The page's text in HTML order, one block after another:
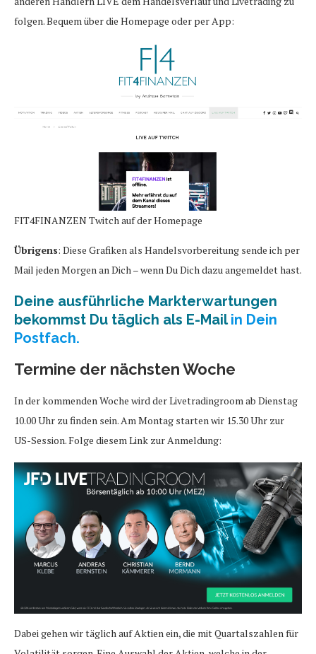
folgen. Bequem über die Homepage oder per App:
FIT4FINANZEN Twitch auf der Homepage
Übrigens: Diese Grafiken als Handelsvorbereitung sende ich per
Mail jeden Morgen an Dich – wenn Du Dich dazu angemeldet hast.
Deine ausführliche Markterwartungen
bekommst Du täglich als E-Mailin Dein
Postfach.
Termine der nächsten Woche
In der kommenden Woche wird der Livetradingroom ab Dienstag
10.00 Uhr zu finden sein. Am Montag starten wir 15.30 Uhr zur
US-Session. Folge diesem Link zur Anmeldung:
Dabei gehen wir täglich auf Aktien ein, die mit Quartalszahlen für